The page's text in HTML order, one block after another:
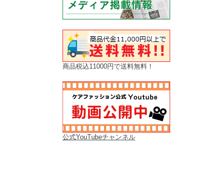
商品税込11000円で送料無料！
公式YouTubeチャンネル